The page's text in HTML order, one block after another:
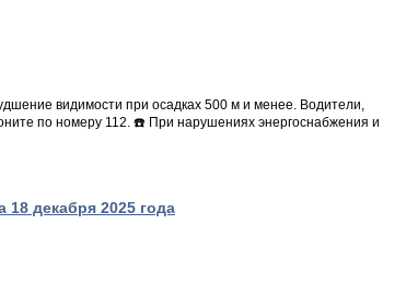
видимости при осадках 500 м и менее. Водители,
по номеру 112. ☎️ При нарушениях энергоснабжения и
декабря 2025 года